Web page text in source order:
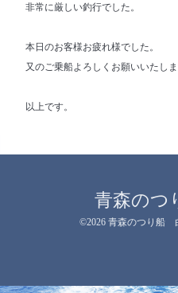
非常に厳しい釣行でした。
本日のお客様お疲れ様でした。
又のご乗船よろしくお願いいたしま
以上です。
青森の
©2026 青森のつり船